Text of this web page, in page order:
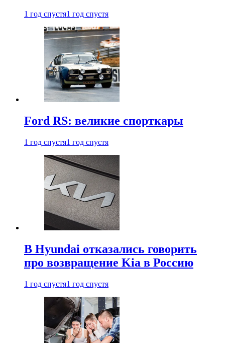
1 год спустя1 год спустя
Ford RS: великие спорткары
1 год спустя1 год спустя
В Hyundai отказались говорить
про возвращение Kia в Россию
1 год спустя1 год спустя